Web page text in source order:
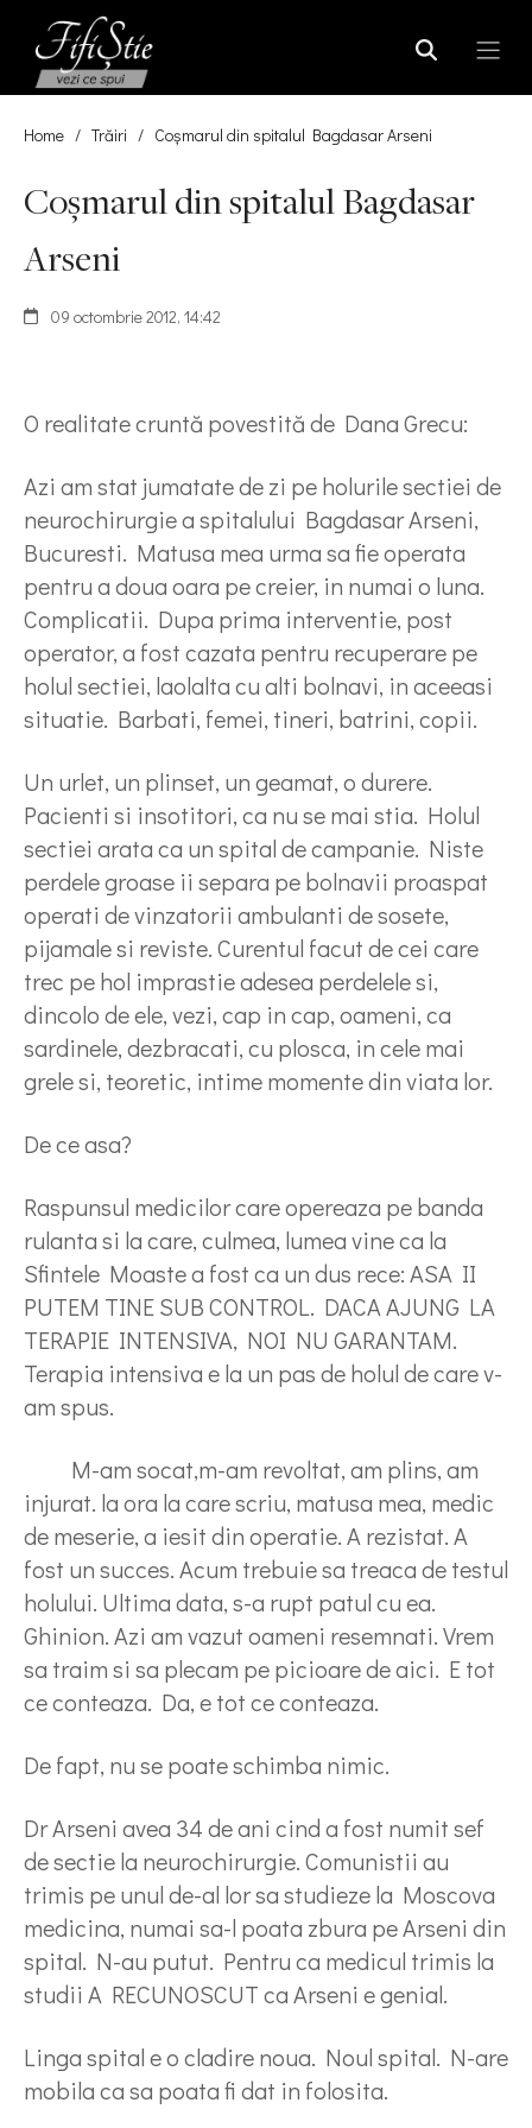
Home / Trăiri / Coşmarul din spitalul Bagdasar Arseni
Coşmarul din spitalul Bagdasar
Arseni
09 octombrie 2012, 14:42
O realitate cruntă povestită de Dana Grecu:
Azi am stat jumatate de zi pe holurile sectiei de
neurochirurgie a spitalului Bagdasar Arseni,
Bucuresti. Matusa mea urma sa fie operata
pentru a doua oara pe creier, in numai o luna.
Complicatii. Dupa prima interventie, post
operator, a fost cazata pentru recuperare pe
holul sectiei, laolalta cu alti bolnavi, in aceeasi
situatie. Barbati, femei, tineri, batrini, copii.
Un urlet, un plinset, un geamat, o durere.
Pacienti si insotitori, ca nu se mai stia. Holul
sectiei arata ca un spital de campanie. Niste
perdele groase ii separa pe bolnavii proaspat
operati de vinzatorii ambulanti de sosete,
pijamale si reviste. Curentul facut de cei care
trec pe hol imprastie adesea perdelele si,
dincolo de ele, vezi, cap in cap, oameni, ca
sardinele, dezbracati, cu plosca, in cele mai
grele si, teoretic, intime momente din viata lor.
De ce asa?
Raspunsul medicilor care opereaza pe banda
rulanta si la care, culmea, lumea vine ca la
Sfintele Moaste a fost ca un dus rece: ASA II
PUTEM TINE SUB CONTROL. DACA AJUNG LA
TERAPIE INTENSIVA, NOI NU GARANTAM.
Terapia intensiva e la un pas de holul de care v-
am spus.
M-am socat,m-am revoltat, am plins, am
injurat. la ora la care scriu, matusa mea, medic
de meserie, a iesit din operatie. A rezistat. A
fost un succes. Acum trebuie sa treaca de testul
holului. Ultima data, s-a rupt patul cu ea.
Ghinion. Azi am vazut oameni resemnati. Vrem
sa traim si sa plecam pe picioare de aici. E tot
ce conteaza. Da, e tot ce conteaza.
De fapt, nu se poate schimba nimic.
Dr Arseni avea 34 de ani cind a fost numit sef
de sectie la neurochirurgie. Comunistii au
trimis pe unul de-al lor sa studieze la Moscova
medicina, numai sa-l poata zbura pe Arseni din
spital. N-au putut. Pentru ca medicul trimis la
studii A RECUNOSCUT ca Arseni e genial.
Linga spital e o cladire noua. Noul spital. N-are
mobila ca sa poata fi dat in folosita.